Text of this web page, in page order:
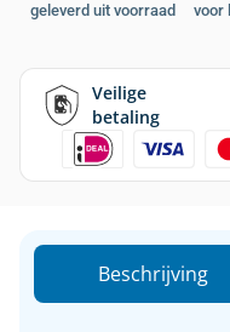
geleverd uit voorraad
voor
Veilige
betaling
Beschrijving